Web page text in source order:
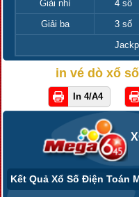
Giải nhì
4 số
Giải ba
3 số
in vé dò xổ
In 4/A4
Kết Quả Xổ Số Điện Toán